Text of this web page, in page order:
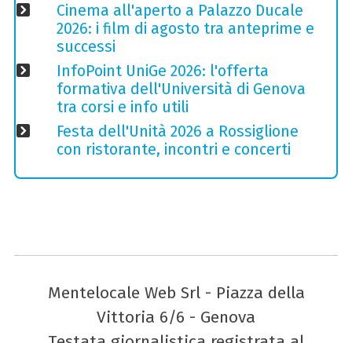
Cinema all'aperto a Palazzo Ducale
2026: i film di agosto tra anteprime e
successi
InfoPoint UniGe 2026: l'offerta
formativa dell'Università di Genova
tra corsi e info utili
Festa dell'Unità 2026 a Rossiglione
con ristorante, incontri e concerti
Mentelocale Web Srl - Piazza della
Vittoria 6/6 - Genova